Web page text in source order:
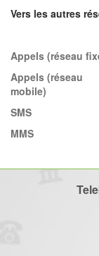
Vers les autres
Appels (réseau
Appels (réseau
mobile)
SMS
MMS